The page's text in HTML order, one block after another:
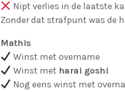
Nipt verlies in de laatste
Zonder dat strafpunt was de
Mathis
Winst met overname
Winst met harai goshi
Nog eens winst met